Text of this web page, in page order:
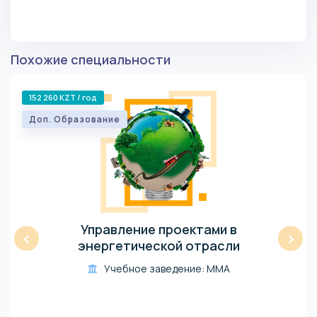
Похожие специальности
‹
152 260 KZT / год
Доп. Образование
Управление проектами в
энергетической отрасли
Учебное заведение: ММА
›